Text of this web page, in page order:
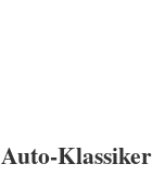
Auto-Klassiker